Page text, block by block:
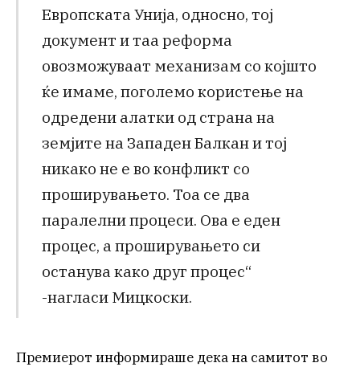
Европската Унија, односно, тој
документ и таа реформа
овозможуваат механизам со којшто
ќе имаме, поголемо користење на
одредени алатки од страна на
земјите на Западен Балкан и тој
никако не е во конфликт со
проширувањето. Тоа се два
паралелни процеси. Ова е еден
процес, а проширувањето си
останува како друг процес“
-нагласи Мицкоски.
Премиерот информираше дека на самитот во